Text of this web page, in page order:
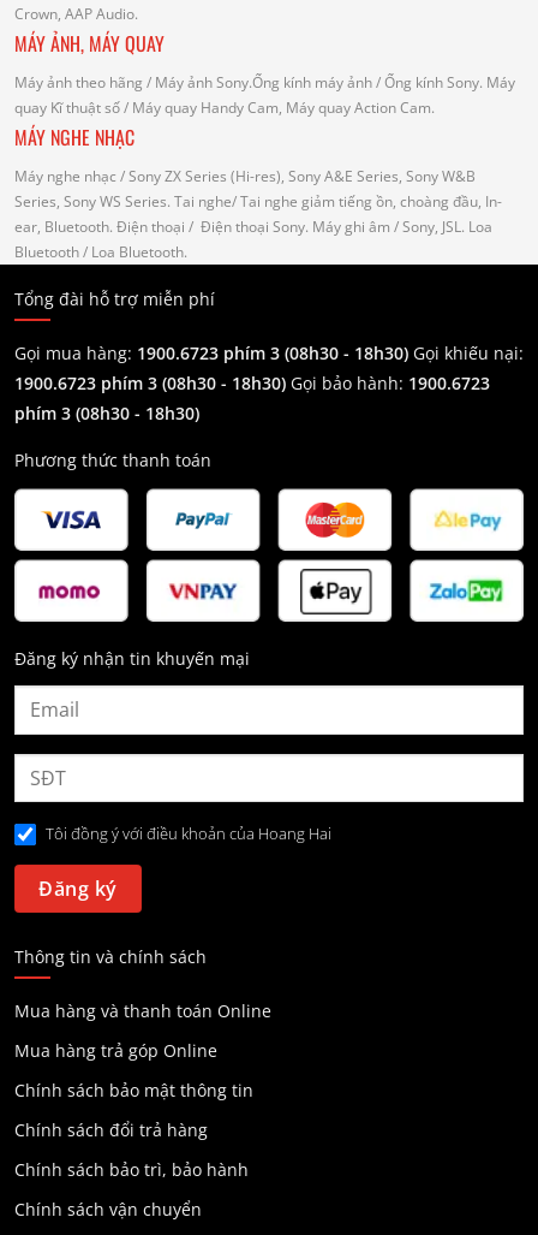
Crown, AAP Audio.
MÁY ẢNH, MÁY QUAY
Máy ảnh theo hãng / Máy ảnh Sony.Ống kính máy ảnh / Ống kính Sony. Máy
quay Kĩ thuật số/ Máy quay Handy Cam, Máy quay Action Cam.
MÁY NGHE NHẠC
Máy nghe nhạc / Sony ZX Series (Hi-res), Sony A&E Series, Sony W&B
Series, Sony WS Series. Tai nghe/ Tai nghe giảm tiếng ồn, choàng đầu, In-
ear, Bluetooth. Điện thoại / Điện thoại Sony. Máy ghi âm / Sony, JSL. Loa
Bluetooth/ Loa Bluetooth.
Tổng đài hỗ trợ miễn phí
Gọi mua hàng: 1900.6723 phím 3 (08h30 - 18h30) Gọi khiếu nại:
1900.6723 phím 3 (08h30 - 18h30) Gọi bảo hành: 1900.6723
phím 3 (08h30 - 18h30)
Phương thức thanh toán
Đăng ký nhận tin khuyến mại
Tôi đồng ý với điều khoản của Hoang Hai
Thông tin và chính sách
Mua hàng và thanh toán Online
Mua hàng trả góp Online
Chính sách bảo mật thông tin
Chính sách đổi trả hàng
Chính sách bảo trì, bảo hành
Chính sách vận chuyển